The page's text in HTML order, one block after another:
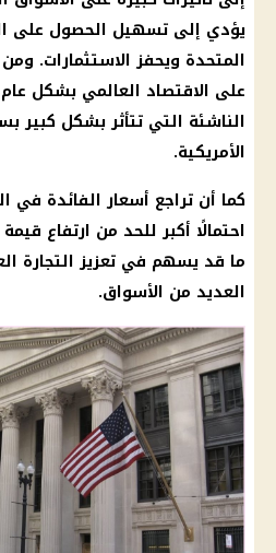
يؤدي إلى تسهيل الحصول على
المتحدة ويحفزالاستثمارات. ومن
على الاقتصاد العالمي بشكل
الناشئة التي تتأثر بشكل كبير
الأمريكية.
كما أن تراجع أسعار الفائدة في
احتمالًا أكبر للحد من ارتفاع قيمة
ما قد يسهم في تعزيز التجارة
العديد من الأسواق.